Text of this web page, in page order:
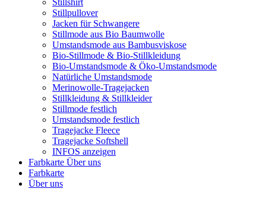
Stillshirt
Stillpullover
Jacken für Schwangere
Stillmode aus Bio Baumwolle
Umstandsmode aus Bambusviskose
Bio-Stillmode & Bio-Stillkleidung
Bio-Umstandsmode & Öko-Umstandsmode
Natürliche Umstandsmode
Merinowolle-Tragejacken
Stillkleidung & Stillkleider
Stillmode festlich
Umstandsmode festlich
Tragejacke Fleece
Tragejacke Softshell
INFOS anzeigen
Farbkarte Über uns
Farbkarte
Über uns